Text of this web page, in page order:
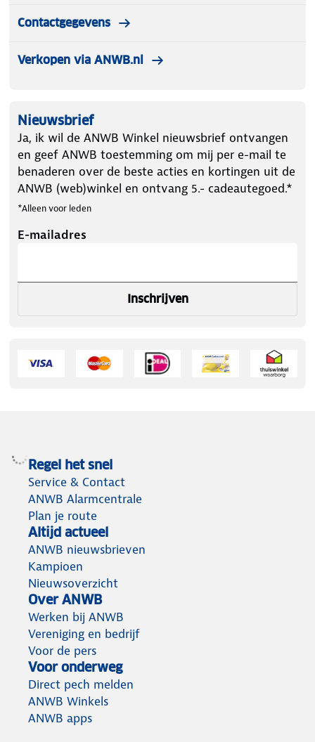
Contactgegevens
Verkopen via ANWB.nl
Nieuwsbrief
Ja, ik wil de ANWB Winkel nieuwsbrief ontvangen
en geef ANWB toestemming om mij per e-mail te
benaderen over de beste acties en kortingen uit de
ANWB (web)winkel en ontvang 5.- cadeautegoed.*
*Alleen voor leden
E-mailadres
Inschrijven
Regel het snel
Service & Contact
ANWB Alarmcentrale
Plan je route
Altijd actueel
ANWB nieuwsbrieven
Kampioen
Nieuwsoverzicht
Over ANWB
Werken bij ANWB
Vereniging en bedrijf
Voor de pers
Voor onderweg
Direct pech melden
ANWB Winkels
ANWB apps